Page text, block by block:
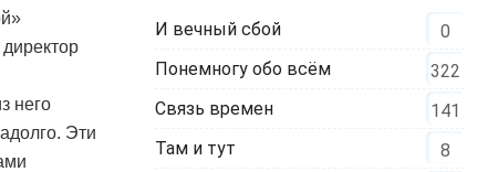
него
Эти
И вечный сбой
0
Понемногу обо всём
322
Связь времен
141
Там и тут
8